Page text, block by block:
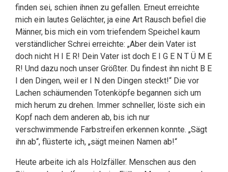
finden sei, schien ihnen zu gefallen. Erneut erreichte
mich ein lautes Gelächter, ja eine Art Rausch befiel die
Männer, bis mich ein vom triefendem Speichel kaum
verständlicher Schrei erreichte: „Aber dein Vater ist
doch nicht H I E R! Dein Vater ist doch E I G E N T Ü M E
R! Und dazu noch unser Größter. Du findest ihn nicht B E
I den Dingen, weil er I N den Dingen steckt!“ Die vor
Lachen schäumenden Totenköpfe begannen sich um
mich herum zu drehen. Immer schneller, löste sich ein
Kopf nach dem anderen ab, bis ich nur
verschwimmende Farbstreifen erkennen konnte. „Sägt
ihn ab“, flüsterte ich, „sägt meinen Namen ab!“
Heute arbeite ich als Holzfäller. Menschen aus den